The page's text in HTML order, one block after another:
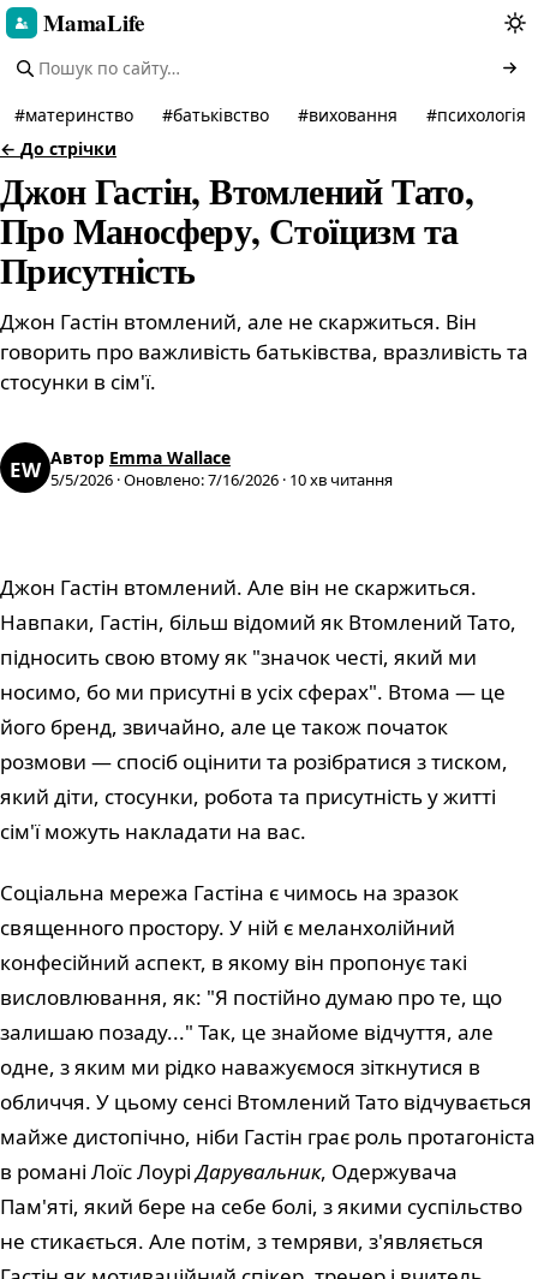
MamaLife
#материнство #батьківство #виховання #психологія
← До стрічки
Джон Гастін, Втомлений Тато,
Про Маносферу, Стоїцизм та
Присутність
Джон Гастін втомлений, але не скаржиться. Він
говорить про важливість батьківства, вразливість та
стосунки в сім'ї.
EW Автор Emma Wallace
5/5/2026 ·Оновлено:7/16/2026 · 10хв читання
Джон Гастін втомлений. Але він не скаржиться.
Навпаки, Гастін, більш відомий як Втомлений Тато,
підносить свою втому як "значок честі, який ми
носимо, бо ми присутні в усіх сферах". Втома — це
його бренд, звичайно, але це також початок
розмови — спосіб оцінити та розібратися з тиском,
який діти, стосунки, робота та присутність у житті
сім'ї можуть накладати на вас.
Соціальна мережа Гастіна є чимось на зразок
священного простору. У ній є меланхолійний
конфесійний аспект, в якому він пропонує такі
висловлювання, як: "Я постійно думаю про те, що
залишаю позаду..." Так, це знайоме відчуття, але
одне, з яким ми рідко наважуємося зіткнутися в
обличчя. У цьому сенсі Втомлений Тато відчувається
майже дистопічно, ніби Гастін грає роль протагоніста
в романі Лоїс ЛоуріДарувальник, Одержувача
Пам'яті, який бере на себе болі, з якими суспільство
не стикається. Але потім, з темряви, з'являється